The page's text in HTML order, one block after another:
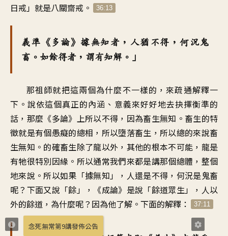
日戒」就是八關齋戒。
36:13
義準《多論》據無知者，人猶不得，何況鬼
畜。如餘得者，謂有知解。」
那祖師就把這兩個為什麼不一樣的，來疏通解釋一
下。說依這個真正的內涵、意義來好好地去抉擇衡準的
話，那麼《多論》上所以不得，因為畜生無知。畜生的特
徵就是有個愚癡的總相，所以墮落畜生，所以總的來說畜
生無知。的確畜生除了龍以外，其他的根本不可能，龍是
有牠很特別因緣。所以通常我們來都是講那個總體，整個
地來說。所以如果「據無知」，人還是不得，何況是鬼畜
呢？下面又說「餘」，《成論》是說「餘道眾生」，人以
外的餘道，為什麼呢？因為他了解。下面的解釋：
37:11
念死無常第9講發佈公告